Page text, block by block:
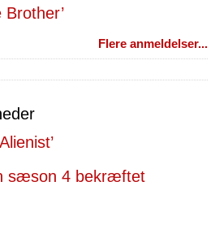
Brother’
Flere anmeldelser...
sæson 4 bekræftet